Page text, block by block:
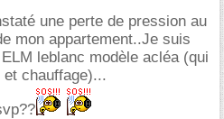
une perte de pression au
mon appartement..Je suis
leblanc modèle acléa (qui
chauffage)...